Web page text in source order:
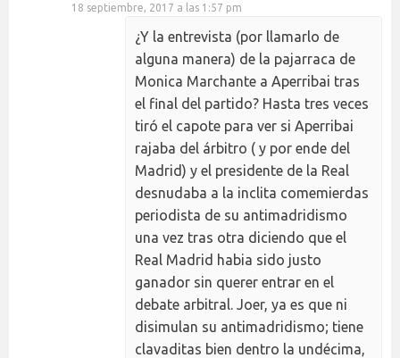
18 septiembre, 2017 a las 1:57 pm
¿Y la entrevista (por llamarlo de
alguna manera) de la pajarraca de
Monica Marchante a Aperribai tras
el final del partido? Hasta tres veces
tiró el capote para ver si Aperribai
rajaba del árbitro ( y por ende del
Madrid) y el presidente de la Real
desnudaba a la inclita comemierdas
periodista de su antimadridismo
una vez tras otra diciendo que el
Real Madrid habia sido justo
ganador sin querer entrar en el
debate arbitral. Joer, ya es que ni
disimulan su antimadridismo; tiene
clavaditas bien dentro la undécima,